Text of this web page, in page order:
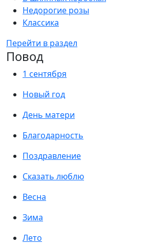
Недорогие розы
Классика
Перейти в раздел
Повод
1 сентября
Новый год
День матери
Благодарность
Поздравление
Сказать люблю
Весна
Зима
Лето